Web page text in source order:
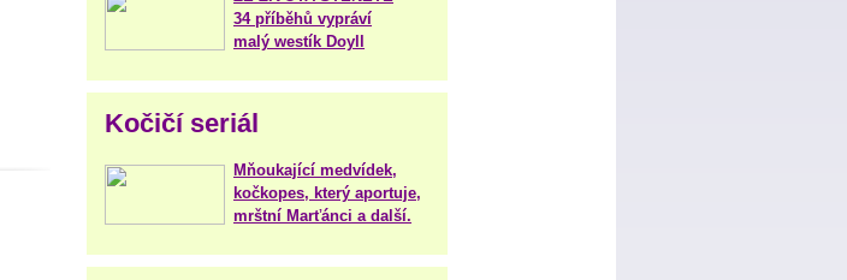
34 příběhů vypráví
malý westík Doyll
Kočičí seriál
Mňoukající medvídek,
kočkopes, který aportuje,
mrštní Marťánci a další.